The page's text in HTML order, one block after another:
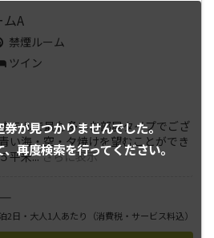
券が見つかりませんでした。
、再度検索を行ってください。
A
禁煙ルーム
ツイン
テルで最も多いお部屋タイプでござ
い海・空・夕焼けを望むことができ
平米...さらに表示
2日・大人1人あたり （消費税・サービス料込）